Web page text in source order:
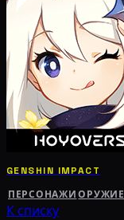
GENSHIN IMPACT
ПЕРСОНАЖИ ОРУЖИЕ
К списку